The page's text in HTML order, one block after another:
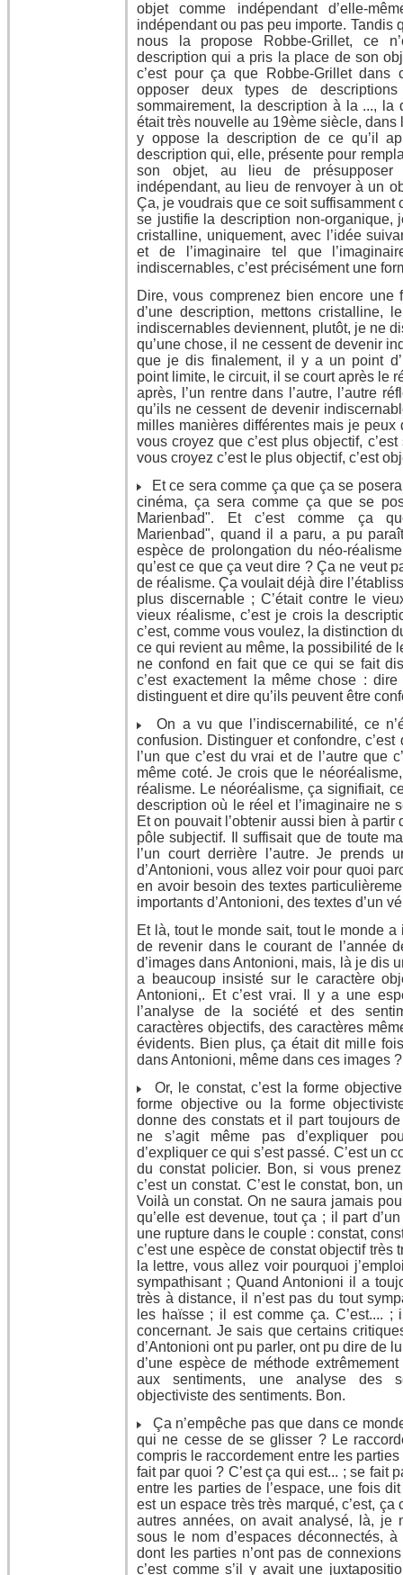
objet comme indépendant d’elle-
indépendant ou pas peu importe. Tandis
nous la propose Robbe-Grillet, ce
description qui a pris la place de son
c’est pour ça que Robbe-Grillet dans
opposer deux types de
sommairement, la description à la ..., la
était très nouvelle au 19ème siècle, dans
y oppose la description de ce qu’il
description qui, elle, présente pour
son objet, au lieu de présupposer
indépendant, au lieu de renvoyer à un
Ça, je voudrais que ce soit suffisamment
se justifie la description non-organique,
cristalline, uniquement, avec l’idée
et de l’imaginaire tel que
indiscernables, c’est précisément une
Dire, vous comprenez bien encore
d’une description, mettons cristalline,
indiscernables deviennent, plutôt, je ne
qu’une chose, il ne cessent de devenir
que je dis finalement, il y a un point
point limite, le circuit, il se court après le
après, l’un rentre dans l’autre, l’autre
qu’ils ne cessent de devenir
milles manières différentes mais je peux
vous croyez que c’est plus objectif,
vous croyez c’est le plus objectif, c’est
Et ce sera comme ça que ça se
cinéma, ça sera comme ça que se
Marienbad". Et c’est comme ça
Marienbad", quand il a paru, a pu
espèce de prolongation du néo-
qu’est ce que ça veut dire ? Ça ne veut
de réalisme. Ça voulait déjà dire
plus discernable ; C’était contre le
vieux réalisme, c’est je crois la
c’est, comme vous voulez, la distinction
ce qui revient au même, la possibilité de
ne confond en fait que ce qui se fait
c’est exactement la même chose :
distinguent et dire qu’ils peuvent être
On a vu que l’indiscernabilité, ce
confusion. Distinguer et confondre,
l’un que c’est du vrai et de l’autre que
même coté. Je crois que le
réalisme. Le néoréalisme, ça signifiait,
description où le réel et l’imaginaire ne
Et on pouvait l’obtenir aussi bien à partir
pôle subjectif. Il suffisait que de toute
l’un court derrière l’autre. Je prends
d’Antonioni, vous allez voir pour quoi
en avoir besoin des textes
importants d’Antonioni, des textes d’un
Et là, tout le monde sait, tout le monde a
de revenir dans le courant de l’année
d’images dans Antonioni, mais, là je dis
a beaucoup insisté sur le caractère
Antonioni,. Et c’est vrai. Il y a une
l’analyse de la société et des
caractères objectifs, des caractères
évidents. Bien plus, ça était dit mille
dans Antonioni, même dans ces images
Or, le constat, c’est la forme
forme objective ou la forme
donne des constats et il part toujours
ne s’agit même pas d’expliquer
d’expliquer ce qui s’est passé. C’est un
du constat policier. Bon, si vous prenez
c’est un constat. C’est le constat, bon,
Voilà un constat. On ne saura jamais
qu’elle est devenue, tout ça ; il part
une rupture dans le couple : constat,
c’est une espèce de constat objectif très
la lettre, vous allez voir pourquoi
sympathisant ; Quand Antonioni il a
très à distance, il n’est pas du tout
les haïsse ; il est comme ça. C’est....
concernant. Je sais que certains
d’Antonioni ont pu parler, ont pu dire de
d’une espèce de méthode
aux sentiments, une analyse des
objectiviste des sentiments. Bon.
Ça n’empêche pas que dans ce
qui ne cesse de se glisser ? Le
compris le raccordement entre les
fait par quoi ? C’est ça qui est... ; se fait
entre les parties de l’espace, une fois dit
est un espace très très marqué, c’est,
autres années, on avait analysé, là, je
sous le nom d’espaces déconnectés,
dont les parties n’ont pas de
c’est comme s’il y avait une